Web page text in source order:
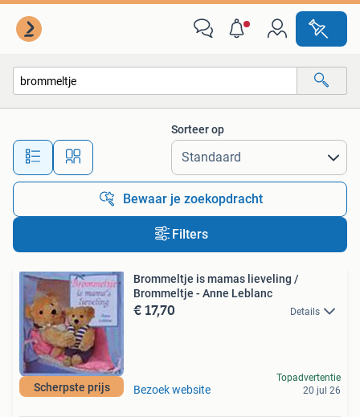
Alle afstanden…
Sorteer op
Bewaar je zoekopdracht
Filters
Scherpste prijs
Brommeltje is mamas lieveling /
Brommeltje - Anne Leblanc
€ 17,70 Details
Bezoek website
Topadvertentie
20 jul 26